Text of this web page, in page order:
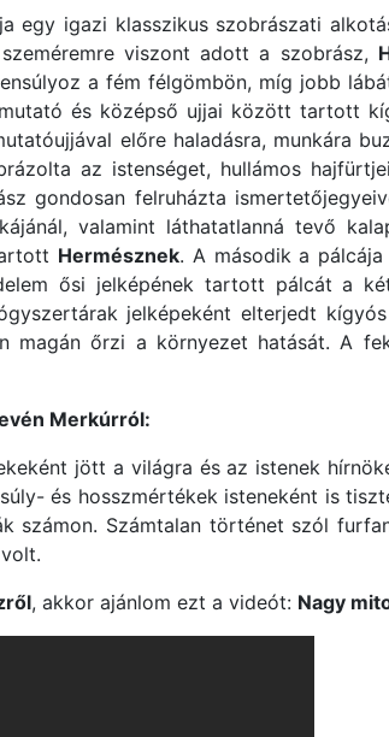
egy igazi klasszikus szobrászati
viszont adott a szobrász,
a fém félgömbön, míg jobb
és középső ujjai között tartott
előre haladásra, munkára
az istenséget, hullámos
gondosan felruházta
valamint láthatatlanná tevő
Hermésznek. A második a
ősi jelképének tartott pálcát a
jelképeként elterjedt
magán őrzi a környezet hatását. A
Merkúrról:
jött a világra és az istenek
és hosszmértékek isteneként is
számon. Számtalan történet szól
, akkor ajánlom ezt a videót: Nagy